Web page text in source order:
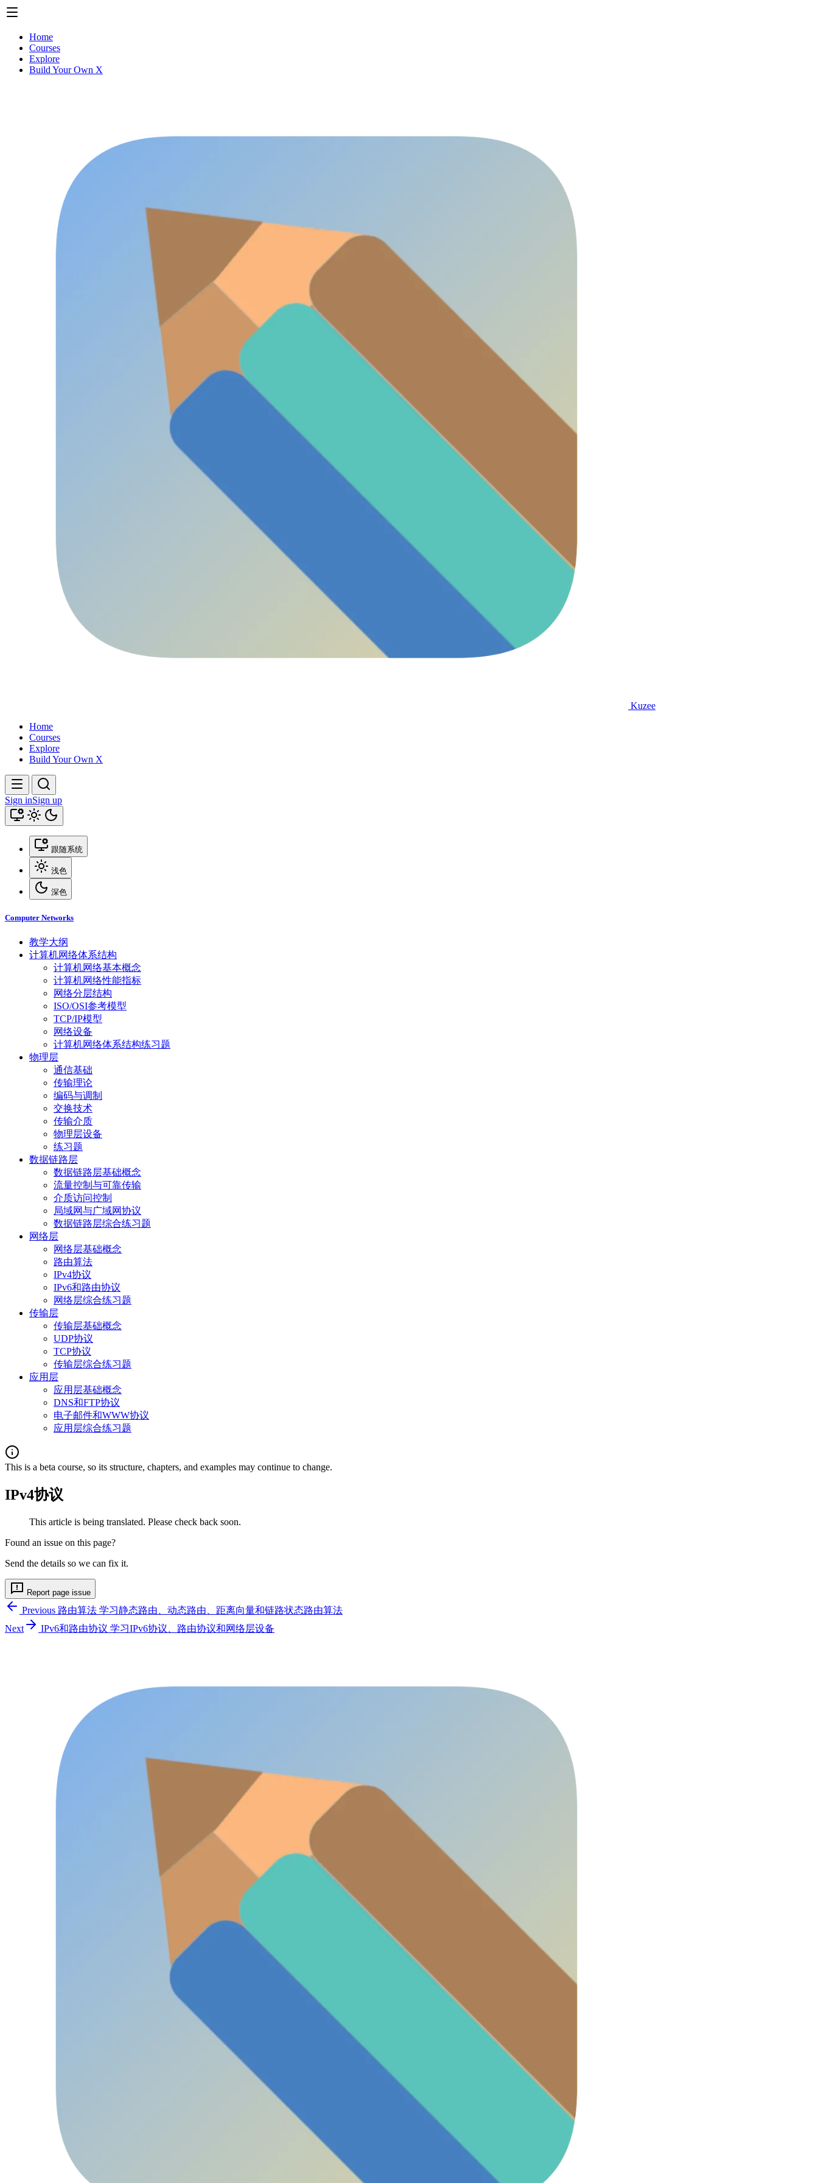
Home
Courses
Explore
Build Your Own X
Kuzee
Home
Courses
Explore
Build Your Own X
Sign inSign up
跟随系统
浅色
深色
Computer Networks
教学大纲
计算机网络体系结构
计算机网络基本概念
计算机网络性能指标
网络分层结构
ISO/OSI参考模型
TCP/IP模型
网络设备
计算机网络体系结构练习题
物理层
通信基础
传输理论
编码与调制
交换技术
传输介质
物理层设备
练习题
数据链路层
数据链路层基础概念
流量控制与可靠传输
介质访问控制
局域网与广域网协议
数据链路层综合练习题
网络层
网络层基础概念
路由算法
IPv4协议
IPv6和路由协议
网络层综合练习题
传输层
传输层基础概念
UDP协议
TCP协议
传输层综合练习题
应用层
应用层基础概念
DNS和FTP协议
电子邮件和WWW协议
应用层综合练习题
This is a beta course, so its structure, chapters, and examples may continue to change.
IPv4协议
This article is being translated. Please check back soon.
Found an issue on this page?
Send the details so we can fix it.
Report page issue
Previous 路由算法 学习静态路由、动态路由、距离向量和链路状态路由算法
Next
IPv6和路由协议 学习IPv6协议、路由协议和网络层设备